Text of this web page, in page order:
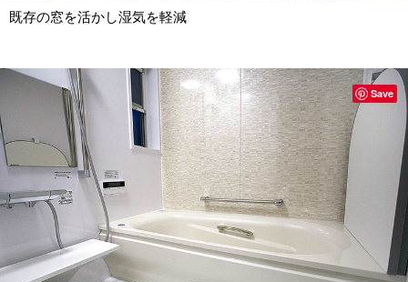
既存の窓を活かし湿気を軽減
Save